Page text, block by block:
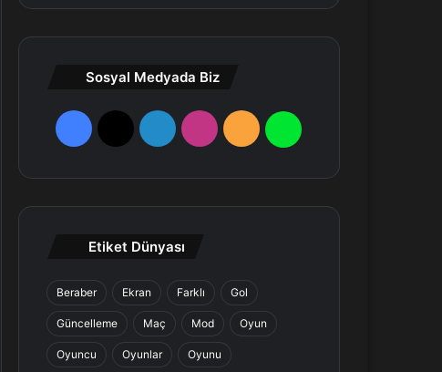
Sosyal Medyada Biz
F
e
X
L
R
W
a
Etiket Dünyası
Beraber Ekran Farklı Gol
Güncelleme Maç Mod Oyun
Oyuncu Oyunlar Oyunu